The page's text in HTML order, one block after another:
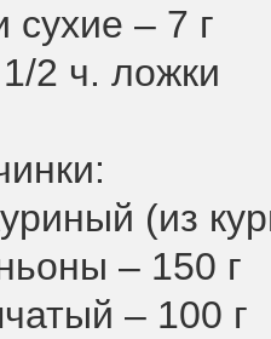
– 7 г
2 ч. ложки
(из
– 150 г
– 100 г